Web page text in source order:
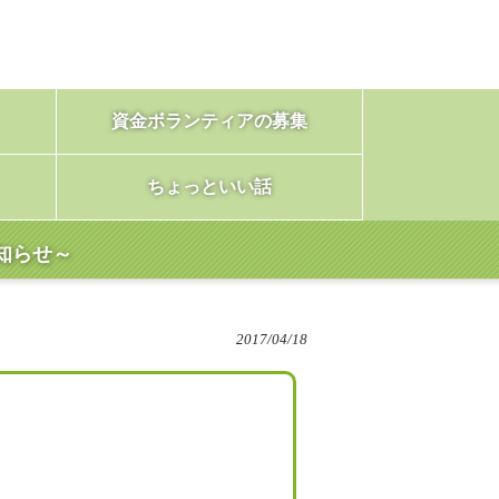
資金ボランティアの募集
ちょっといい話
らせ～
2017/04/18